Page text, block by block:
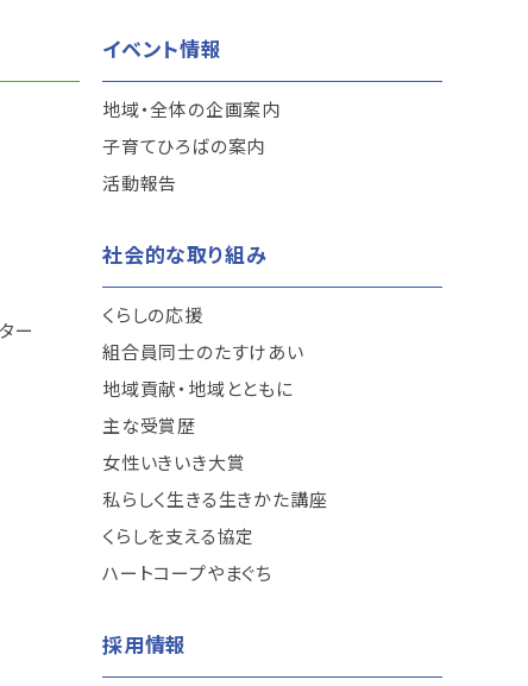
ー
イベント情報
地域・全体の企画案内
子育てひろばの案内
活動報告
社会的な取り組み
くらしの応援
組合員同士のたすけあい
地域貢献・地域とともに
主な受賞歴
女性いきいき大賞
私らしく生きる生きかた講座
くらしを支える協定
ハートコープやまぐち
採用情報